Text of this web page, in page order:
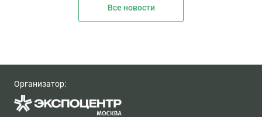
Все новости
Организатор: